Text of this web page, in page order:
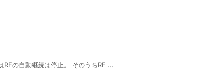
RFの自動継続は停止。 そのうちRF ...